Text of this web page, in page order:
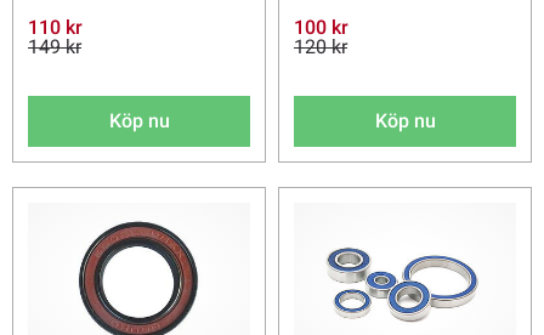
110 kr
149 kr
Köp nu
100 kr
120 kr
Köp nu